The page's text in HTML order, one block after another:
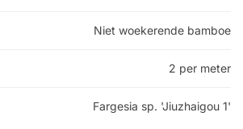
Niet woekerende bamboe
2 per meter
Fargesia sp. 'Jiuzhaigou 1'